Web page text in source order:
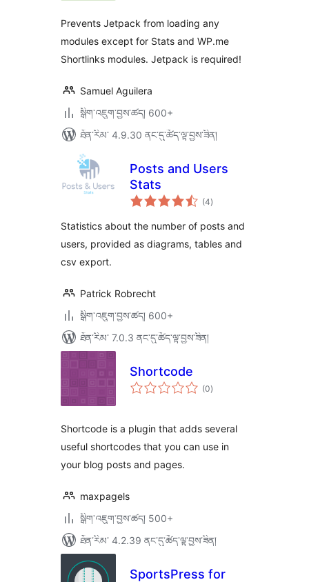
Prevents Jetpack from loading any
modules except for Stats and WP.me
Shortlinks modules. Jetpack is required!
Samuel Aguilera
སྒྲིག་འཇུག་བྱས་ཚད། 600+
ཐོན་རིམ་ 4.9.30 ནང་དུ་ཚོད་ལྟ་བྱས་ཟིན།
Posts and Users
Stats
(4གདེང་
འཇོག་
ཚང་།
)
Statistics about the number of posts and
users, provided as diagrams, tables and
csv export.
Patrick Robrecht
སྒྲིག་འཇུག་བྱས་ཚད། 600+
ཐོན་རིམ་ 7.0.3 ནང་དུ་ཚོད་ལྟ་བྱས་ཟིན།
Shortcode
(0གདེང་
འཇོག་
)
Shortcode is a plugin that adds several
useful shortcodes that you can use in
your blog posts and pages.
maxpagels
སྒྲིག་འཇུག་བྱས་ཚད། 500+
ཐོན་རིམ་ 4.2.39 ནང་དུ་ཚོད་ལྟ་བྱས་ཟིན།
SportsPress for